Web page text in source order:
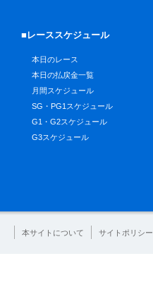
■レーススケジュール
本日のレース
本日の払戻金一覧
月間スケジュール
SG・PG1スケジュール
G1・G2スケジュール
G3スケジュール
本サイトについて サイトポリシー